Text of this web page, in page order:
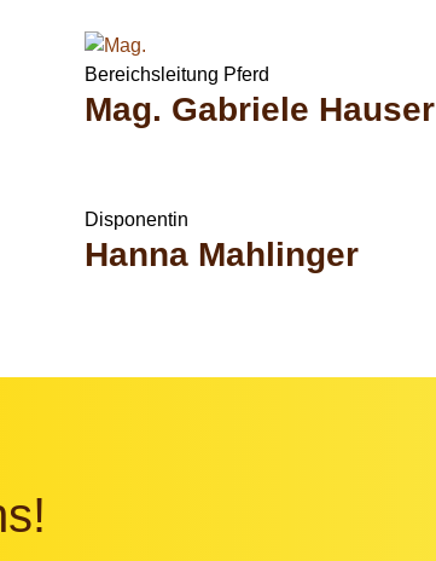
Bereichsleitung Pferd
Mag. Gabriele Hauser
Disponentin
Hanna Mahlinger